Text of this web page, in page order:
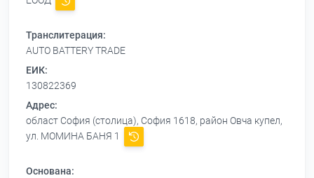
Транслитерация:
AUTO BATTERY TRADE
ЕИК:
130822369
Адрес:
област София (столица), София 1618, район Овча купел,
ул. МОМИНА БАНЯ 1
Основана: